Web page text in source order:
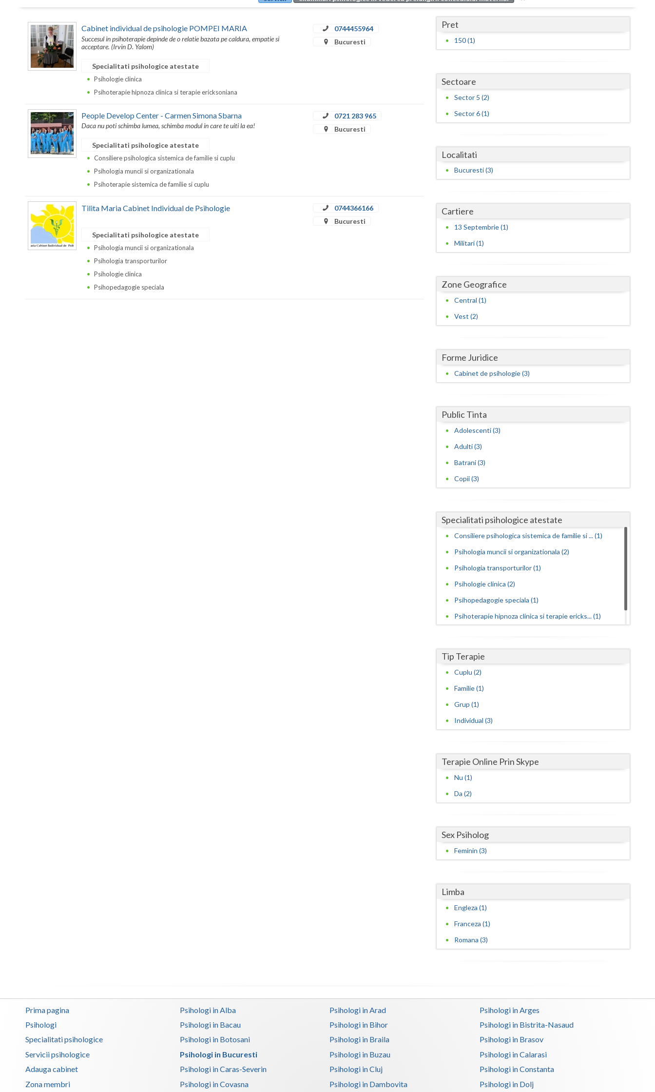
Buzau
Dambovita
Galati
Giurgiu
Harghita
Iasi
Neamt
Teleorman
Timis
Tulcea
Valcea
Cabinet individual de psihologie POMPEI MARIA
Succesul in psihoterapie depinde de o relatie bazata pe caldura, empatie si
acceptare. (Irvin D. Yalom)
0744455964
Bucuresti
Specialitati psihologice atestate
Psihologie clinica
Psihoterapie hipnoza clinica si terapie ericksoniana
People Develop Center - Carmen Simona Sbarna
Daca nu poti schimba lumea, schimba modul in care te uiti la ea!
0721 283 965
Bucuresti
Specialitati psihologice atestate
Consiliere psihologica sistemica de familie si cuplu
Psihologia muncii si organizationala
Psihoterapie sistemica de familie si cuplu
Tilita Maria Cabinet Individual de Psihologie
0744366166
Bucuresti
Specialitati psihologice atestate
Psihologia muncii si organizationala
Psihologia transporturilor
Psihologie clinica
Psihopedagogie speciala
Pret
150 (1)
Sectoare
Sector 5 (2)
Sector 6 (1)
Localitati
Bucuresti (3)
Cartiere
13 Septembrie (1)
Militari (1)
Zone Geografice
Central (1)
Vest (2)
Forme Juridice
Cabinet de psihologie (3)
Public Tinta
Adolescenti (3)
Adulti (3)
Batrani (3)
Copii (3)
Specialitati psihologice atestate
Consiliere psihologica sistemica de familie si ... (1)
Psihologia muncii si organizationala (2)
Psihologia transporturilor (1)
Psihologie clinica (2)
Psihopedagogie speciala (1)
Psihoterapie hipnoza clinica si terapie ericks... (1)
Tip Terapie
Cuplu (2)
Familie (1)
Grup (1)
Individual (3)
Terapie Online Prin Skype
Nu (1)
Da (2)
Sex Psiholog
Feminin (3)
Limba
Engleza (1)
Franceza (1)
Romana (3)
Prima pagina
Psihologi
Specialitati psihologice
Servicii psihologice
Adauga cabinet
Zona membri
Psihologi in Alba Psihologi in Arad
Psihologi in Arges
Psihologi in Bacau
Psihologi in Bihor
Psihologi in Bistrita-Nasaud
Psihologi in Botosani
Psihologi in Braila
Psihologi in Brasov
Psihologi in Bucuresti
Psihologi in Buzau
Psihologi in Calarasi
Psihologi in Caras-Severin
Psihologi in Cluj
Psihologi in Constanta
Psihologi in Covasna
Psihologi in Dambovita Psihologi in Dolj